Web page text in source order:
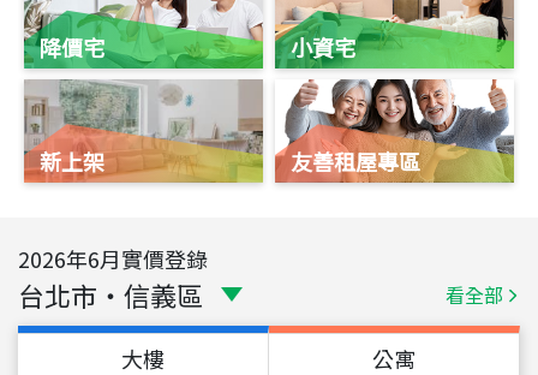
降價宅
新上架
小資宅
友善租屋專區
2026年6月實價登錄
台北市 ・ 信義區 看全部
大樓 公寓